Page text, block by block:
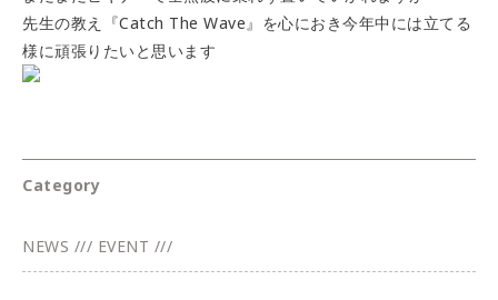
先生の教え『Catch The Wave』を心におき今年中には立てる
様に頑張りたいと思います
Category
NEWS /// EVENT ///